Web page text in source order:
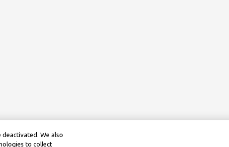
deactivated. We also
to collect